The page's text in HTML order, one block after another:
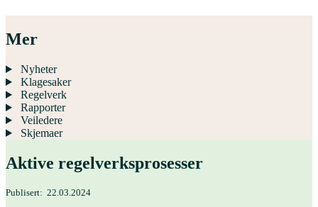
Mer
Nyheter
Klagesaker
Regelverk
Rapporter
Veiledere
Skjemaer
Aktive regelverks­prosesser
Publisert 22.03.2024